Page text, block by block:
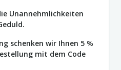
Unannehmlichkeiten
schenken wir Ihnen 5 %
mit dem Code